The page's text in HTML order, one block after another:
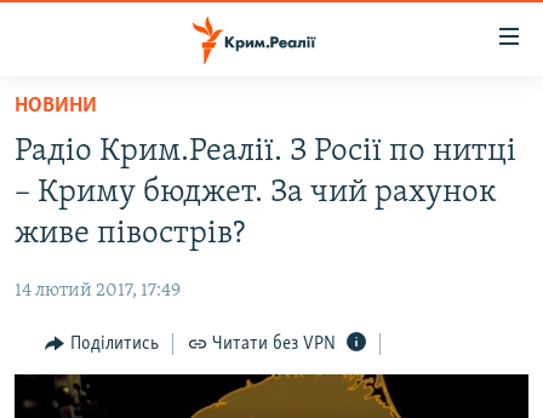
Перейти
основного
матеріалу
Перейти
до
основної
Перейти
до
пошуку
ВОДА.КРИМ
ВІДЕО ТА ФОТО
БЛОГИ
ПОГЛЯД
ІНТЕРВ'Ю
НОВИНИ
Радіо Крим.Реалії. З Росії по нитці
– Криму бюджет. За чий рахунок
живе півострів?
14 лютий 2017, 17:49
Поділитись Читати без VPN